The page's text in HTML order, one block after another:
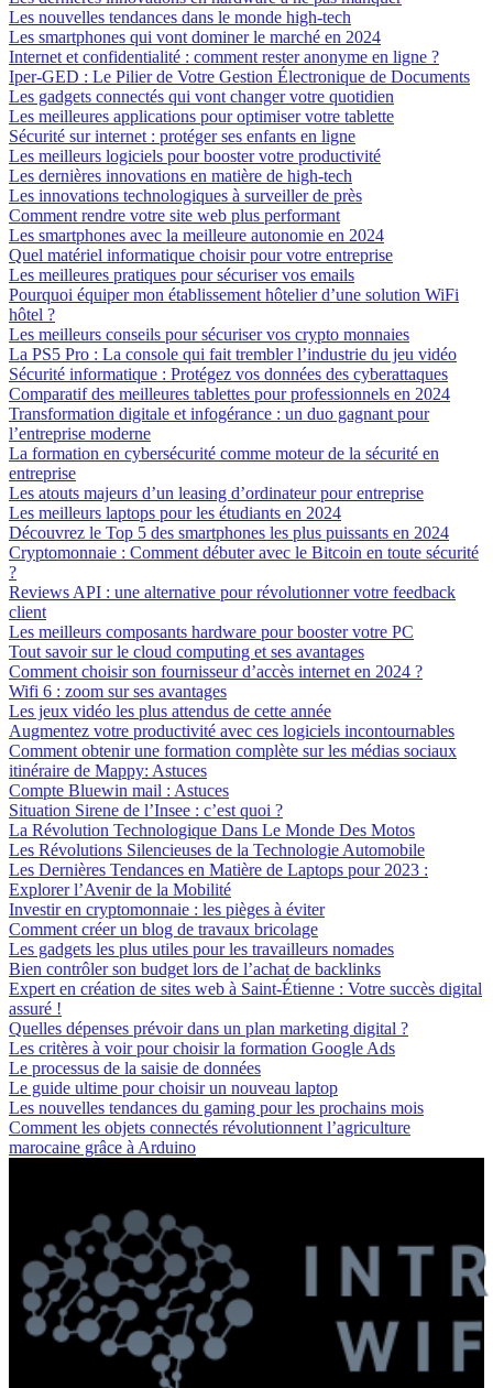
Les nouvelles tendances dans le monde high-tech
Les smartphones qui vont dominer le marché en 2024
Internet et confidentialité : comment rester anonyme en ligne ?
Iper-GED : Le Pilier de Votre Gestion Électronique de Documents
Les gadgets connectés qui vont changer votre quotidien
Les meilleures applications pour optimiser votre tablette
Sécurité sur internet : protéger ses enfants en ligne
Les meilleurs logiciels pour booster votre productivité
Les dernières innovations en matière de high-tech
Les innovations technologiques à surveiller de près
Comment rendre votre site web plus performant
Les smartphones avec la meilleure autonomie en 2024
Quel matériel informatique choisir pour votre entreprise
Les meilleures pratiques pour sécuriser vos emails
Pourquoi équiper mon établissement hôtelier d’une solution WiFi
hôtel ?
Les meilleurs conseils pour sécuriser vos crypto monnaies
La PS5 Pro : La console qui fait trembler l’industrie du jeu vidéo
Sécurité informatique : Protégez vos données des cyberattaques
Comparatif des meilleures tablettes pour professionnels en 2024
Transformation digitale et infogérance : un duo gagnant pour
l’entreprise moderne
La formation en cybersécurité comme moteur de la sécurité en
entreprise
Les atouts majeurs d’un leasing d’ordinateur pour entreprise
Les meilleurs laptops pour les étudiants en 2024
Découvrez le Top 5 des smartphones les plus puissants en 2024
Cryptomonnaie : Comment débuter avec le Bitcoin en toute sécurité
?
Reviews API : une alternative pour révolutionner votre feedback
client
Les meilleurs composants hardware pour booster votre PC
Tout savoir sur le cloud computing et ses avantages
Comment choisir son fournisseur d’accès internet en 2024 ?
Wifi 6 : zoom sur ses avantages
Les jeux vidéo les plus attendus de cette année
Augmentez votre productivité avec ces logiciels incontournables
Comment obtenir une formation complète sur les médias sociaux
itinéraire de Mappy: Astuces
Compte Bluewin mail : Astuces
Situation Sirene de l’Insee : c’est quoi ?
La Révolution Technologique Dans Le Monde Des Motos
Les Révolutions Silencieuses de la Technologie Automobile
Les Dernières Tendances en Matière de Laptops pour 2023 :
Explorer l’Avenir de la Mobilité
Investir en cryptomonnaie : les pièges à éviter
Comment créer un blog de travaux bricolage
Les gadgets les plus utiles pour les travailleurs nomades
Bien contrôler son budget lors de l’achat de backlinks
Expert en création de sites web à Saint-Étienne : Votre succès digital
assuré !
Quelles dépenses prévoir dans un plan marketing digital ?
Les critères à voir pour choisir la formation Google Ads
Le processus de la saisie de données
Le guide ultime pour choisir un nouveau laptop
Les nouvelles tendances du gaming pour les prochains mois
Comment les objets connectés révolutionnent l’agriculture
marocaine grâce à Arduino